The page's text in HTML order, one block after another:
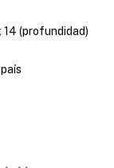
14 (profundidad)